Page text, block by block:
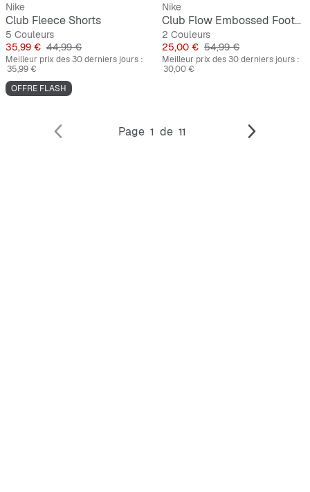
Nike
Club Fleece Shorts
5 Couleurs
Prix
35,99 € Prix original
44,99 €
Meilleur prix des 30 derniers jours :
35,99 €
OFFRE FLASH
Nike
Club Flow Embossed Football
2 Couleurs
Prix
25,00 € Prix original
54,99 €
Meilleur prix des 30 derniers jours :
30,00 €
Page 1 de 11